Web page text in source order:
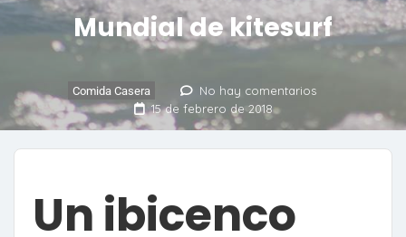
Mundial de kitesurf
Comida Casera
No hay comentarios
15 de febrero de 2018
Un ibicenco